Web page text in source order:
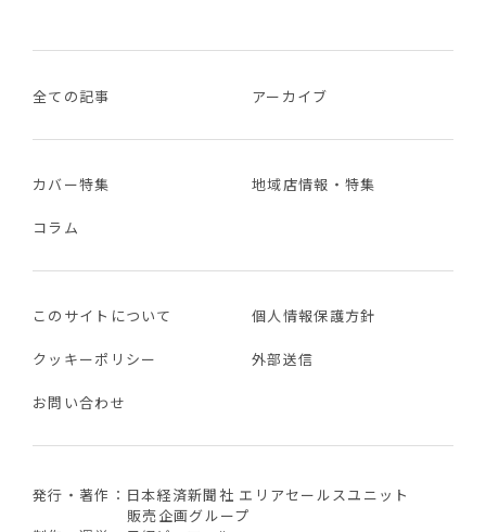
全ての記事 アーカイブ
カバー特集 地域店情報・特集
コラム
このサイトについて 個人情報保護方針
クッキーポリシー 外部送信
お問い合わせ
発行・著作：日本経済新聞社 エリアセールスユニット
販売企画グループ